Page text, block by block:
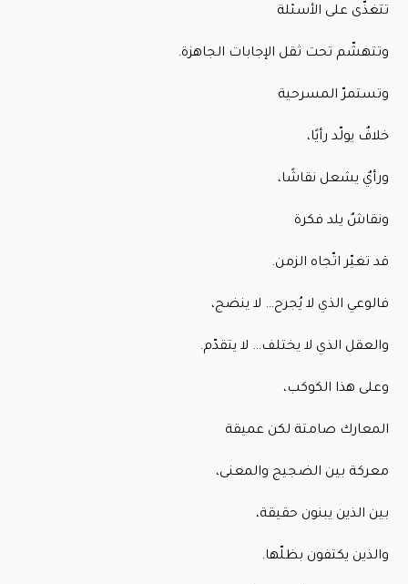
تتغذّى على الأسئلة
وتتهشّم تحت ثقل الإجابات الجاهزة.
وتستمرّ المسرحية
خلافٌ يولّد رأيًا،
ورأيٌ يشعل نقاشًا،
ونقاشٌ يلد فكرة
قد تغيّر اتّجاه الزمن.
فالوعي الذي لا يُجرح… لا ينضج،
والعقل الذي لا يختلف… لا يتقدّم.
وعلى هذا الكوكب،
المعارك صامتة لكن عميقة
معركة بين الضجيج والمعنى،
بين الذين يبنون حقيقة،
والذين يكتفون بظلّها.